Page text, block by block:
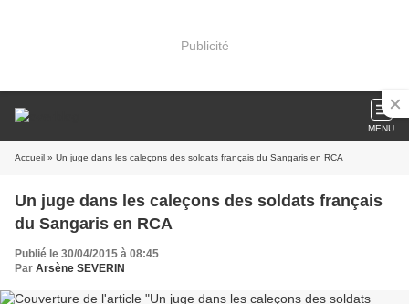
Publicité
MENU
Accueil » Un juge dans les caleçons des soldats français du Sangaris en RCA
Un juge dans les caleçons des soldats français
du Sangaris en RCA
Publié le 30/04/2015 à 08:45
Par Arsène SEVERIN